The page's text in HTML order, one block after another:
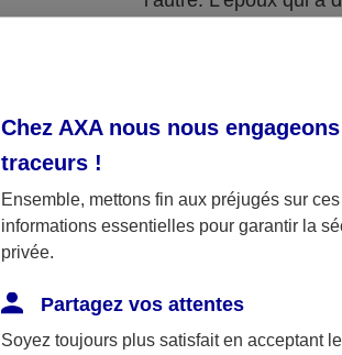
néanmoins tenu du
Résiliation de
Chez AXA nous nous
traceurs !
Ensemble, mettons fin aux préjugés sur
informations essentielles pour garantir la
privée.
Partagez vos attentes
Soyez toujours plus satisfait en acceptant